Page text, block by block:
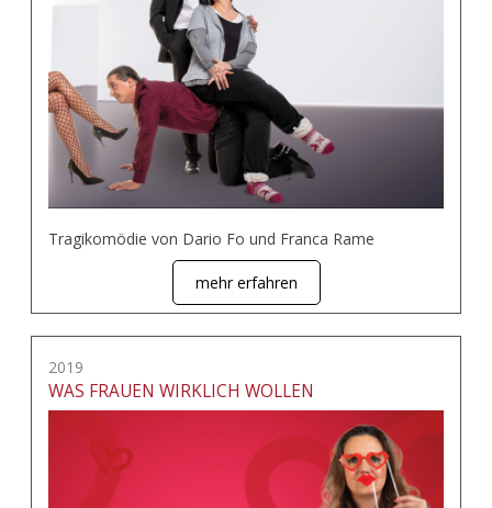
Tragikomödie von Dario Fo und Franca Rame
mehr erfahren
2019
WAS FRAUEN WIRKLICH WOLLEN